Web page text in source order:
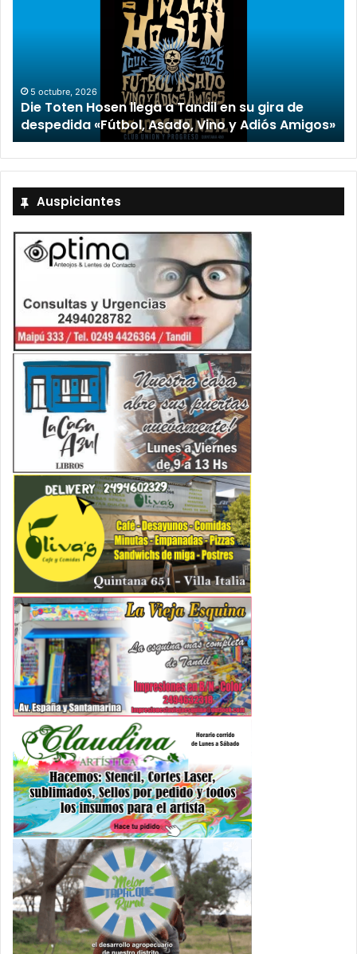
“TIRRIA” llega a Tandil con un elenco de lujo
encabezado por Capusotto, Spregelburd y
Stefani
Auspiciantes